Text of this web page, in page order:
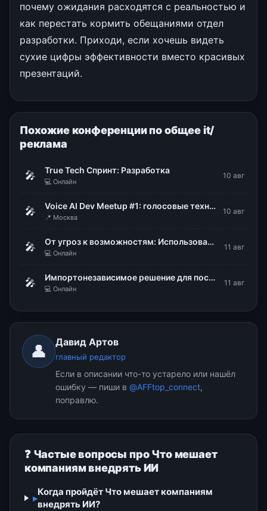
почему ожидания расходятся с реальностью и
как перестать кормить обещаниями отдел
разработки. Приходи, если хочешь видеть
сухие цифры эффективности вместо красивых
презентаций.
Похожие конференции по общее it/
реклама
🎤 True Tech Спринт: Разработка
💻 Онлайн
10 авг
🎤 Voice AI Dev Meetup #1: голосовые технологии в продакшене
📍 Москва
10 авг
🎤 От угроз к возможностям: Использование DLP для стратегического управления рисками
💻 Онлайн
11 авг
🎤 Импортонезависимое решение для построения надежной ИТ-инфраструктуры. Безопасная виртуализация zVirt от Orion Soft
💻 Онлайн
11 авг
👤 Давид Артов
главный редактор
Если в описании что-то устарело или нашёл
ошибку — пиши в @AFFtop_connect,
поправлю.
❓ Частые вопросы про Что мешает
компаниям внедрять ИИ
▸
Когда пройдёт Что мешает компаниям
внедрять ИИ?